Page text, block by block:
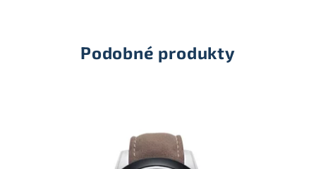
hvězdiček.
Podobné produkty